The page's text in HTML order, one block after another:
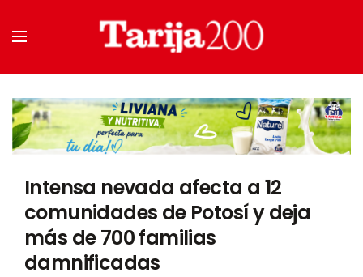
Intensa nevada afecta a 12
comunidades de Potosí y deja
más de 700 familias
damnificadas